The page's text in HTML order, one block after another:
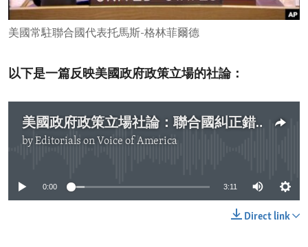
IDEALS AND INSTITUTIONS
美國常駐聯合國代表托馬斯-格林菲爾德
以下是一篇反映美國政府政策立場的社論：
美國政府政策立場社論：聯合國糾正錯誤
byEditorials on Voice of America
0:00 3:11
Direct link